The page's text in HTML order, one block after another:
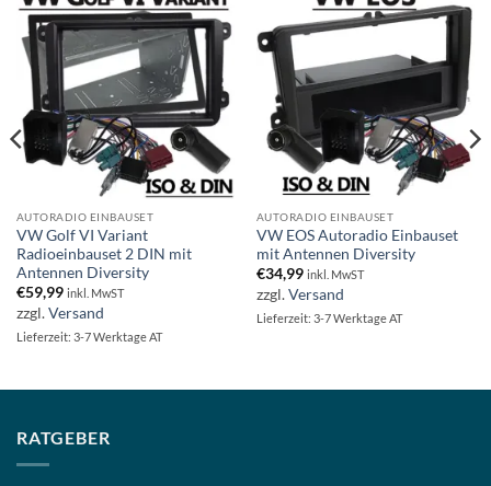
AUTORADIO EINBAUSET
VW Golf VI Variant
Radioeinbauset 2 DIN mit
Antennen Diversity
€59,99 inkl. MwST
zzgl.Versand
Lieferzeit: 3-7 Werktage AT
AUTORADIO EINBAUSET
VW EOS Autoradio Einbauset
mit Antennen Diversity
€34,99 inkl. MwST
zzgl.Versand
Lieferzeit: 3-7 Werktage AT
RATGEBER